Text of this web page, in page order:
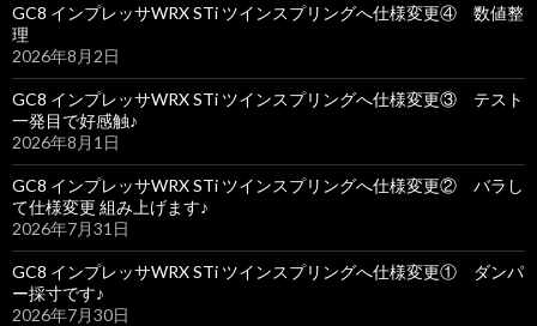
GC8 インプレッサWRX STi ツインスプリングへ仕様変更④ 数値整
理
2026年8月2日
GC8 インプレッサWRX STi ツインスプリングへ仕様変更③ テスト
一発目で好感触♪
2026年8月1日
GC8 インプレッサWRX STi ツインスプリングへ仕様変更② バラし
て仕様変更 組み上げます♪
2026年7月31日
GC8 インプレッサWRX STi ツインスプリングへ仕様変更① ダンパ
ー採寸です♪
2026年7月30日